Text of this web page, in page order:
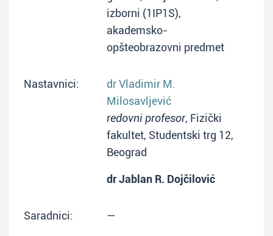
izborni (1IP1S),
akademsko-
opšteobrazovni predmet
Nastavnici:
dr Vladimir M.
Milosavljević
redovni profesor, Fizički
fakultet, Studentski trg 12,
Beograd
dr Jablan R. Dojčilović
Saradnici: —